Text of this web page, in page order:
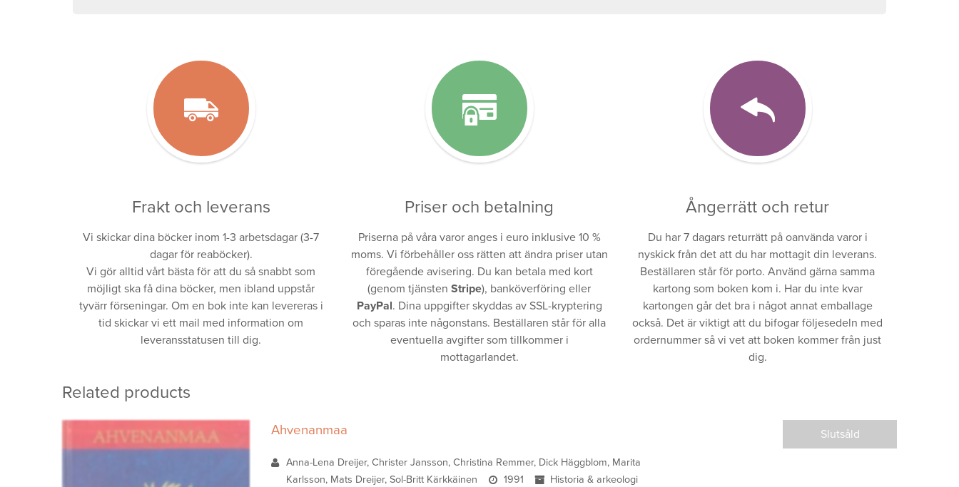
Frakt och leverans
Vi skickar dina böcker inom 1-3 arbetsdagar (3-7
dagar för reaböcker).
Vi gör alltid vårt bästa för att du så snabbt som
möjligt ska få dina böcker, men ibland uppstår
tyvärr förseningar. Om en bok inte kan levereras i
tid skickar vi ett mail med information om
leveransstatusen till dig.
Priser och betalning
Priserna på våra varor anges i euro inklusive 10 %
moms. Vi förbehåller oss rätten att ändra priser utan
föregående avisering. Du kan betala med kort
(genom tjänstenStripe), banköverföring eller
PayPal. Dina uppgifter skyddas av SSL-kryptering
och sparas inte någonstans. Beställaren står för alla
eventuella avgifter som tillkommer i
mottagarlandet.
Ångerrätt och retur
Du har 7 dagars returrätt på oanvända varor i
nyskick från det att du har mottagit din leverans.
Beställaren står för porto. Använd gärna samma
kartong som boken kom i. Har du inte kvar
kartongen går det bra i något annat emballage
också. Det är viktigt att du bifogar följesedeln med
ordernummer så vi vet att boken kommer från just
dig.
Related products
Ahvenanmaa
Anna-Lena Dreijer, Christer Jansson, Christina Remmer, Dick Häggblom, Marita
Karlsson, Mats Dreijer, Sol-Britt Kärkkäinen
1991 Historia & arkeologi
Slutsåld